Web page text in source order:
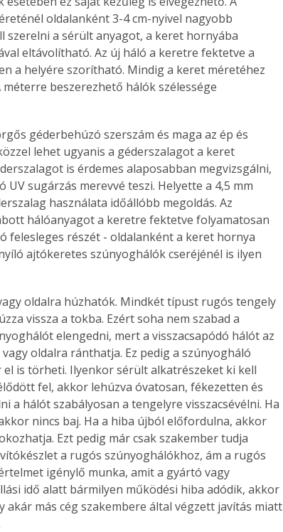
megéri!
itt!
A
oldalanként 3-4 cm-nyivel nagyobb
szerelni a sérült anyagot, a keret hornyába
eltávolítható. Az új háló a keretre fektetve a
a helyére szorítható. Mindig a keret méretéhez
beszerezhető hálók szélessége
géderbehúzó szerszám és maga az ép és
lehet ugyanis a géderszalagot a keret
is érdemes alaposabban megvizsgálni,
sugárzás merevvé teszi. Helyette a 4,5 mm
használata időállóbb megoldás. Az
hálóanyagot a keretre fektetve folyamatosan
felesleges részét - oldalanként a keret hornya
ajtókeretes szúnyoghálók cseréjénél is ilyen
oldalra húzhatók. Mindkét típust rugós tengely
vissza a tokba. Ezért soha nem szabad a
elengedni, mert a visszacsapódó hálót az
oldalra ránthatja. Ez pedig a szúnyogháló
is törheti. Ilyenkor sérült alkatrészeket ki kell
fel, akkor lehúzva óvatosan, fékezetten és
a hálót szabályosan a tengelyre visszacsévélni. Ha
nincs baj. Ha a hiba újból előfordulna, akkor
Ezt pedig már csak szakember tudja
a rugós szúnyoghálókhoz, ám a rugós
igénylő munka, amit a gyártó vagy
idő alatt bármilyen működési hiba adódik, akkor
akár más cég szakembere által végzett javítás miatt